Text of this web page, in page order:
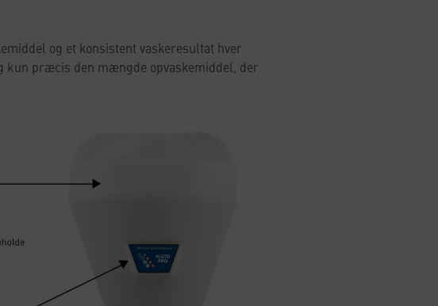
og et konsistent vaskeresultat hver
kun præcis den mængde opvaskemiddel, der